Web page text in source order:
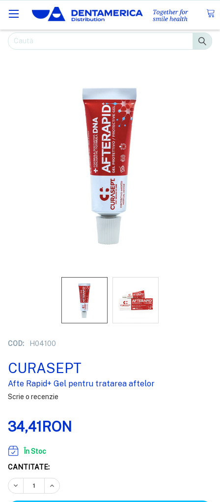
Caută
COD: H04100
CURASEPT
Afte Rapid+ Gel pentru tratarea aftelor
Scrie o recenzie
34,41RON
În Stoc
CANTITATE:
REDUCEȚI CANTITATEA:
CREȘTEȚI CANTITATEA: